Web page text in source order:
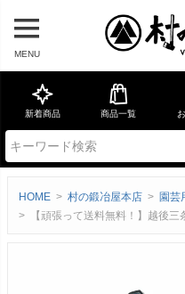
MENU
新着商品 商品一覧
HOME 村の鍛冶屋本店 園芸
【頑張って送料無料！】越後三条打刃物 水野製作所作 全鋼